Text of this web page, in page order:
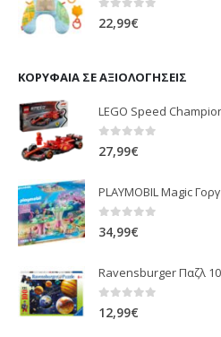
0 out of 5
22,99€
ΚΟΡΥΦΑΊΑ ΣΕ ΑΞΙΟΛΟΓΉΣΕΙΣ
0out of 5
27,99€
0 out of 5
34,99€
Ravensburger Παζλ
0 out of 5
12,99€